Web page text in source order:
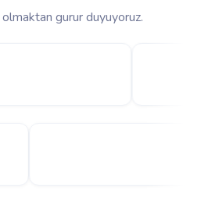
gurur duyuyoruz.